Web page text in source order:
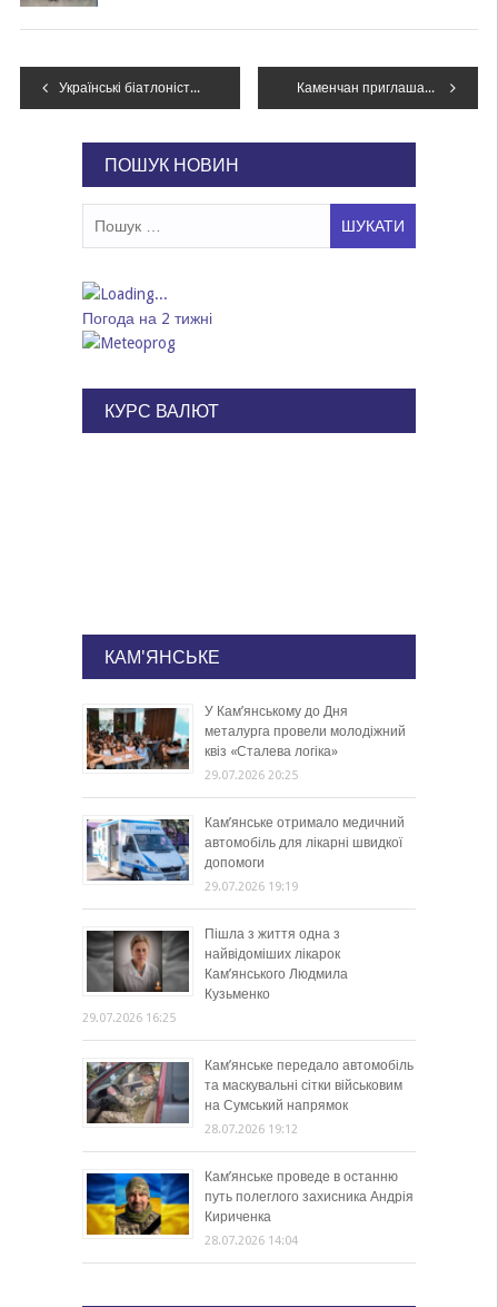
Навігація
Українські біатлоністи без свого лідера виступлять у спринті в Обергофі Каменчан приглашают в Левобережный парк на Крещение
ПОШУК НОВИН
Погода на 2 тижні
КУРС ВАЛЮТ
КАМ'ЯНСЬКЕ
У Кам’янському до Дня
металурга провели молодіжний
квіз «Сталева логіка»
29.07.2026 20:25
Кам’янське отримало медичний
автомобіль для лікарні швидкої
допомоги
29.07.2026 19:19
Пішла з життя одна з
найвідоміших лікарок
Кам’янського Людмила
Кузьменко
29.07.2026 16:25
Кам’янське передало автомобіль
та маскувальні сітки військовим
на Сумський напрямок
28.07.2026 19:12
Кам’янське проведе в останню
путь полеглого захисника Андрія
Кириченка
28.07.2026 14:04